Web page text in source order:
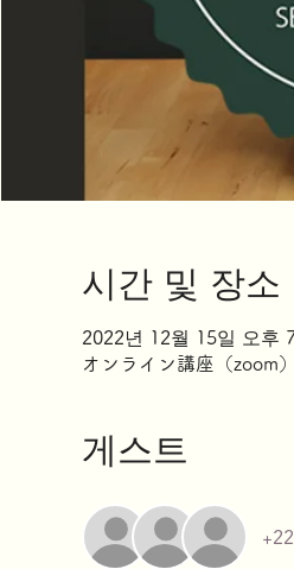
시간 및 장소
2022년 12월 15일 오후
オンライン講座（zoom）
게스트